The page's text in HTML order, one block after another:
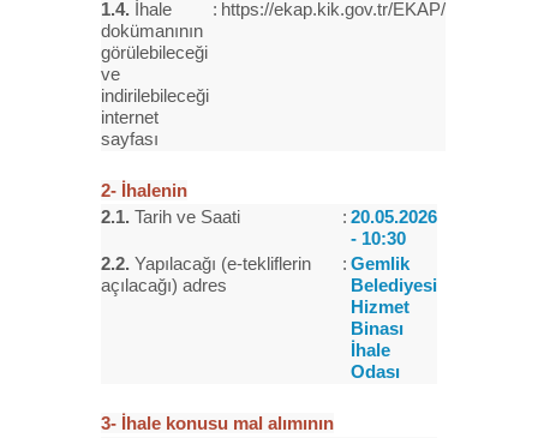
1.4. İhale
dokümanının
görülebileceği
ve
indirilebileceği
internet
sayfası
: https://ekap.kik.gov.tr/EKAP/
2- İhalenin
2.1. Tarih ve Saati : 20.05.2026
- 10:30
2.2. Yapılacağı (e-tekliflerin
açılacağı) adres
: Gemlik
Belediyesi
Hizmet
Binası
İhale
Odası
3- İhale konusu mal alımının